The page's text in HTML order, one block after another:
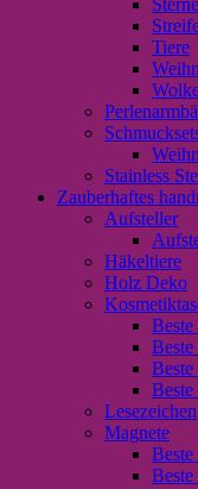
Tiere
Stainless
Zauberhaftes
Aufsteller
Häkeltiere
Holz Deko
Beste
Beste
Lesezeichen
Magnete